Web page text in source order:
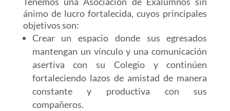
ánimo de lucro fortalecida, cuyos principales
objetivos son:
Crear un espacio donde sus egresados
mantengan un vínculo y una comunicación
asertiva con su Colegio y continúen
fortaleciendo lazos de amistad de manera
constante y productiva con sus
compañeros.